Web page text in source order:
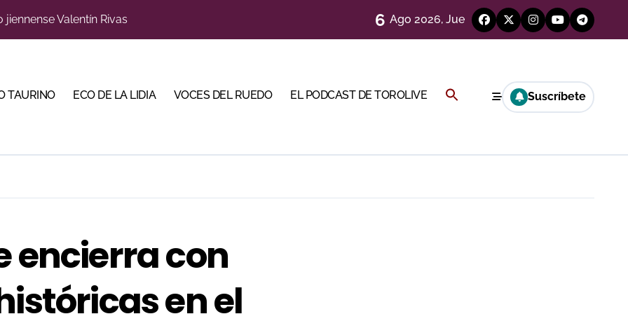
la Semana Grande Donostiarra
de Linares organiza una novillada en la plaza de toros de Cambil
a Madrid en busca del premio que se le escapó en junio
Torería’, una campaña para reivindicar los valores del toreo más allá del ruedo
6 Ago 2026, Jue
TAURINO ECO DE LA LIDIA VOCES DEL RUEDO EL PODCAST DE TOROLIVE Buscar: Suscríbete
encierra con
en el